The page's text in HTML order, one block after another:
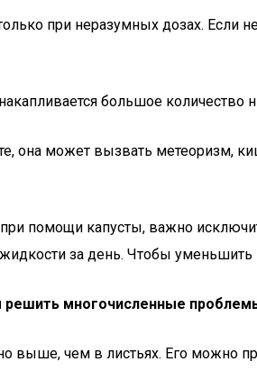
при неразумных дозах. Если
большое количество
она может вызвать метеоризм,
помощи капусты, важно
за день. Чтобы
многочисленные
выше, чем в листьях. Его можно